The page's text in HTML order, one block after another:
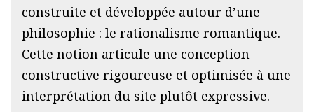
construite et développée autour d’une
philosophie : le rationalisme romantique.
Cette notion articule une conception
constructive rigoureuse et optimisée à une
interprétation du site plutôt expressive.